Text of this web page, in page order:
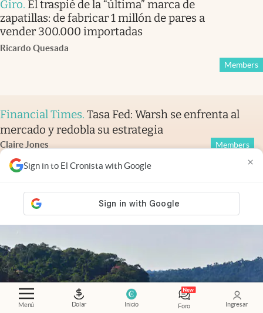
Menú Dolar Inicio Foro Ingresar
Sign in to El Cronista with Google ×
Giro. El traspié de la “última” marca de
zapatillas: de fabricar 1 millón de pares a
vender 300.000 importadas
Ricardo Quesada
Members
Financial Times. Tasa Fed: Warsh se enfrenta al
mercado y redobla su estrategia
Claire Jones Members